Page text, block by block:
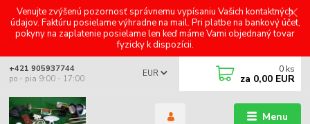
Venujte zvýšenú pozornosť správnemu vypísaniu Vašich kontaktných
údajov. Faktúru posielame výhradne na mail. Pri platbe na bankový účet,
pokyny na zaplatenie posielame len keď máme Vami objednaný tovar
fyzicky k dispozícii.
Menu
EUR
+421 905937744
po - pia 9:00 - 17:00
0 ks
za 0,00 EUR